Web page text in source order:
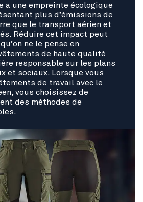
a une empreinte écologique
plus d’émissions de
que le transport aérien et
Réduire cet impact peut
ne le pense en
de haute qualité
responsable sur les plans
et sociaux. Lorsque vous
de travail avec le
vous choisissez de
des méthodes de